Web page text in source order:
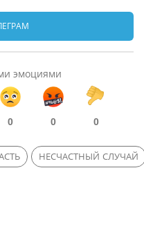
эмоциями
0 0 0
НЕСЧАСТНЫЙ СЛУЧАЙ